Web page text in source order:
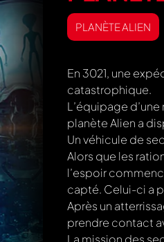
PLANÈTE ALIEN
En 3021, une
catastrophique.
L’équipage
planète Alien a
Un véhicule de
Alors que les
l’espoir
capté. Celui-ci a
Après un
prendre contact
La mission des